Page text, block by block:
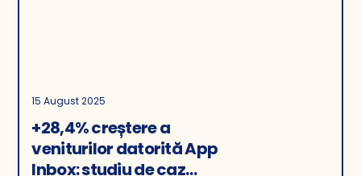
15 August 2025
+28,4% creștere a
veniturilor datorită App
Inbox: studiu de caz